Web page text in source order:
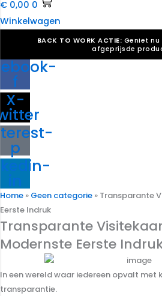
€ 0,00 0
Winkelwagen
BACK TO WORK ACTIE: Geniet nu
afgeprijsde
Verkiezingsdrukwerk nodig? Maak
f
X-
p
in
Home » Geen categorie » Transparante
Eerste Indruk
Transparante
Modernste Eerste
In een wereld waar iedereen opvalt met
transparantie.